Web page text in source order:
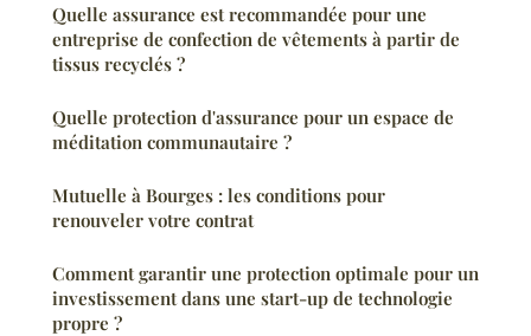
Quelle assurance est recommandée pour une
entreprise de confection de vêtements à partir de
tissus recyclés ?
Quelle protection d'assurance pour un espace de
méditation communautaire ?
Mutuelle à Bourges : les conditions pour
renouveler votre contrat
Comment garantir une protection optimale pour un
investissement dans une start-up de technologie
propre ?